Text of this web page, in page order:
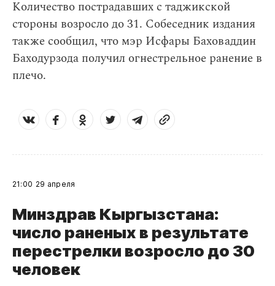
Количество пострадавших с таджикской
стороны возросло до 31. Собеседник издания
также сообщил, что мэр Исфары Баховаддин
Баходурзода получил огнестрельное ранение в
плечо.
21:00 29 апреля
Минздрав Кыргызстана:
число раненых в результате
перестрелки возросло до 30
человек